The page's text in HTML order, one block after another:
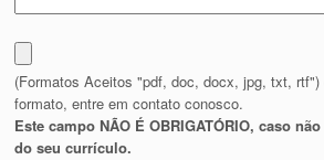
(Formatos Aceitos "pdf, doc, docx, jpg, txt,
formato, entre em contato conosco.
Este campo NÃO É OBRIGATÓRIO, caso
do seu currículo.